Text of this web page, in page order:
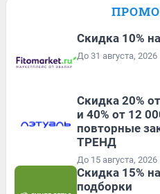
Скидка 10%
До 31 августа, 2026
Скидка 20%
и 40% от 12
повторные
ТРЕНД
До 15 августа, 2026
Скидка 15%
подборки